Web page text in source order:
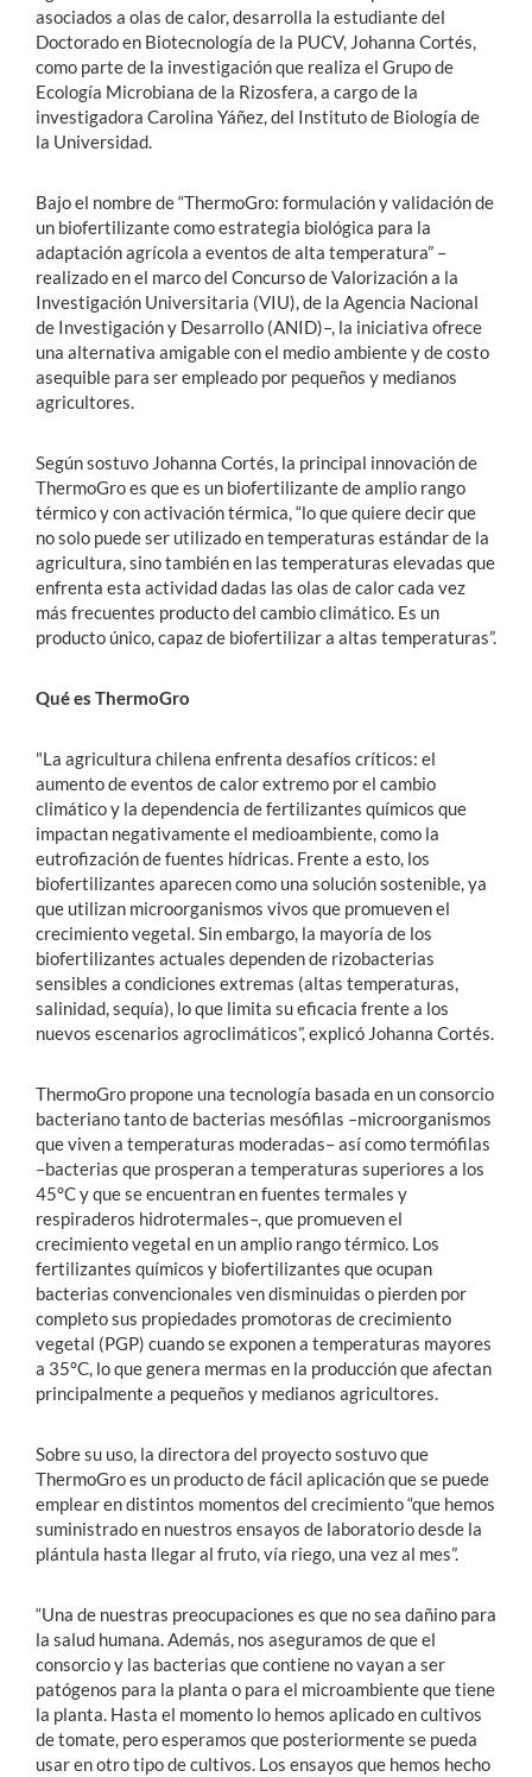
asociados a olas de calor, desarrolla la estudiante del
Doctorado en Biotecnología de la PUCV, Johanna Cortés,
como parte de la investigación que realiza el Grupo de
Ecología Microbiana de la Rizosfera, a cargo de la
investigadora Carolina Yáñez, del Instituto de Biología de
la Universidad.
Bajo el nombre de “ThermoGro: formulación y validación de
un biofertilizante como estrategia biológica para la
adaptación agrícola a eventos de alta temperatura” –
realizado en el marco del Concurso de Valorización a la
Investigación Universitaria (VIU), de la Agencia Nacional
de Investigación y Desarrollo (ANID)–, la iniciativa ofrece
una alternativa amigable con el medio ambiente y de costo
asequible para ser empleado por pequeños y medianos
agricultores.
Según sostuvo Johanna Cortés, la principal innovación de
ThermoGro es que es un biofertilizante de amplio rango
térmico y con activación térmica, “lo que quiere decir que
no solo puede ser utilizado en temperaturas estándar de la
agricultura, sino también en las temperaturas elevadas que
enfrenta esta actividad dadas las olas de calor cada vez
más frecuentes producto del cambio climático. Es un
producto único, capaz de biofertilizar a altas temperaturas”.
Qué es ThermoGro
"La agricultura chilena enfrenta desafíos críticos: el
aumento de eventos de calor extremo por el cambio
climático y la dependencia de fertilizantes químicos que
impactan negativamente el medioambiente, como la
eutrofización de fuentes hídricas. Frente a esto, los
biofertilizantes aparecen como una solución sostenible, ya
que utilizan microorganismos vivos que promueven el
crecimiento vegetal. Sin embargo, la mayoría de los
biofertilizantes actuales dependen de rizobacterias
sensibles a condiciones extremas (altas temperaturas,
salinidad, sequía), lo que limita su eficacia frente a los
nuevos escenarios agroclimáticos”, explicó Johanna Cortés.
ThermoGro propone una tecnología basada en un consorcio
bacteriano tanto de bacterias mesófilas –microorganismos
que viven a temperaturas moderadas– así como termófilas
–bacterias que prosperan a temperaturas superiores a los
45°C y que se encuentran en fuentes termales y
respiraderos hidrotermales–, que promueven el
crecimiento vegetal en un amplio rango térmico. Los
fertilizantes químicos y biofertilizantes que ocupan
bacterias convencionales ven disminuidas o pierden por
completo sus propiedades promotoras de crecimiento
vegetal (PGP) cuando se exponen a temperaturas mayores
a 35°C, lo que genera mermas en la producción que afectan
principalmente a pequeños y medianos agricultores.
Sobre su uso, la directora del proyecto sostuvo que
ThermoGro es un producto de fácil aplicación que se puede
emplear en distintos momentos del crecimiento “que hemos
suministrado en nuestros ensayos de laboratorio desde la
plántula hasta llegar al fruto, vía riego, una vez al mes”.
“Una de nuestras preocupaciones es que no sea dañino para
la salud humana. Además, nos aseguramos de que el
consorcio y las bacterias que contiene no vayan a ser
patógenos para la planta o para el microambiente que tiene
la planta. Hasta el momento lo hemos aplicado en cultivos
de tomate, pero esperamos que posteriormente se pueda
usar en otro tipo de cultivos. Los ensayos que hemos hecho